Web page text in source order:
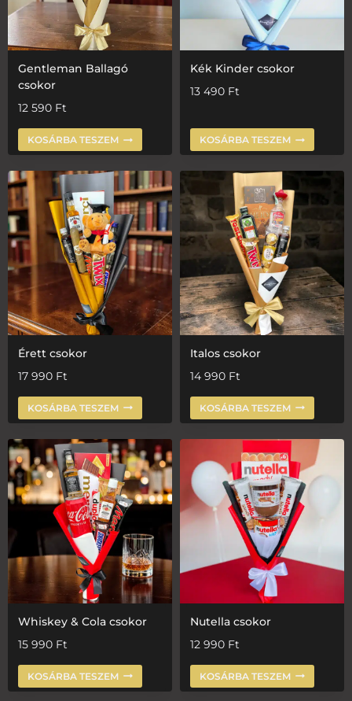
Gentleman Ballagó
csokor
12 590 Ft
KOSÁRBA TESZEM
Kék Kinder csokor
13 490 Ft
KOSÁRBA TESZEM
Érett csokor
17 990 Ft
KOSÁRBA TESZEM
Italos csokor
14 990 Ft
KOSÁRBA TESZEM
Whiskey & Cola csokor
15 990 Ft
KOSÁRBA TESZEM
Nutella csokor
12 990 Ft
KOSÁRBA TESZEM